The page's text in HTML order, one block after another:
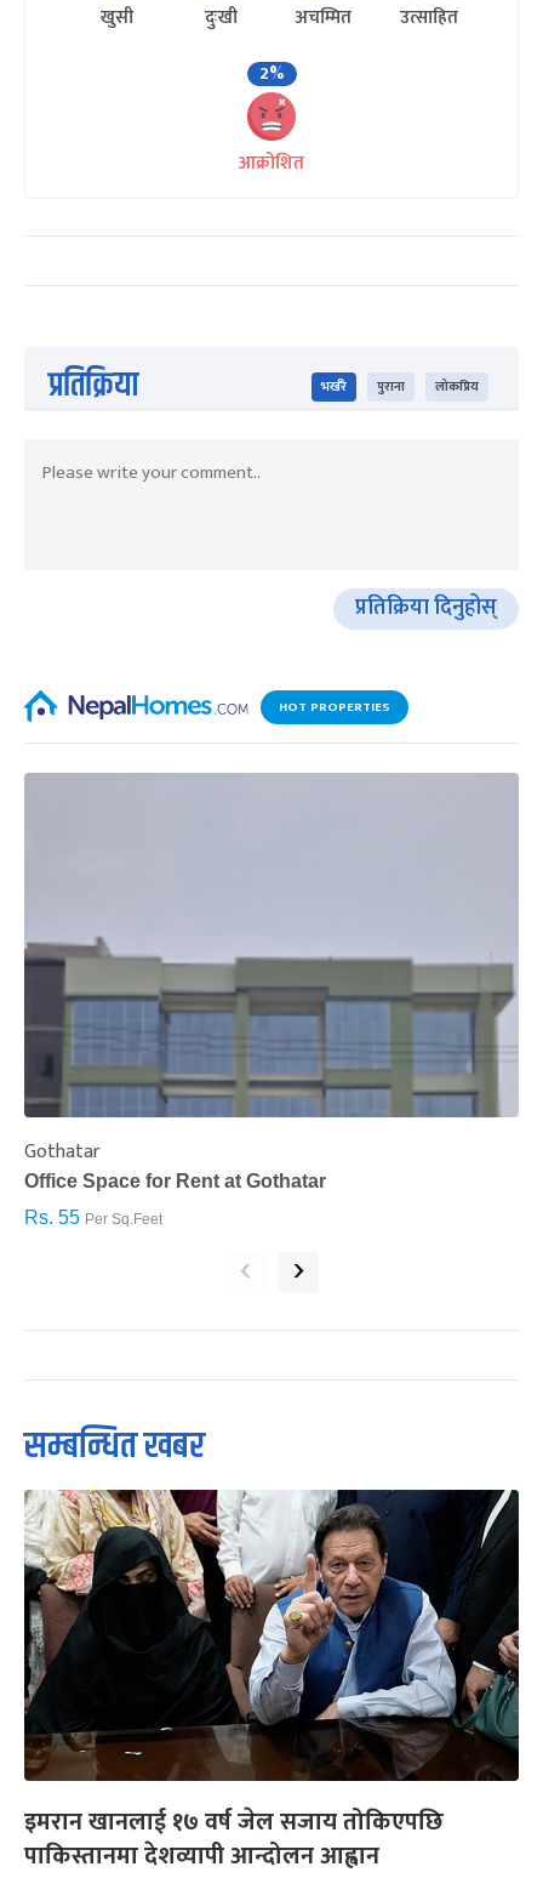
खुसी दुःखी अचम्मित
उत्साहित
2%
आक्रोशित
प्रतिक्रिया भर्खरै पुराना लोकप्रिय
प्रतिक्रिया दिनुहोस्
HOT PROPERTIES
Gothatar
Office Space for Rent at Gothatar
Rs. 55 Per Sq.Feet
‹ ›
सम्बन्धित खबर
इमरान खानलाई १७ वर्ष जेल सजाय तोकिएपछि
पाकिस्तानमा देशव्यापी आन्दोलन आह्वान